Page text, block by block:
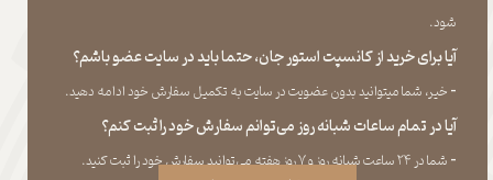
‏شود.​​​​​​​
آیا برای خرید از کانسپت استور جان، حتما باید در سایت عضو باشم؟
​​​​​​​- خیر، شما میتوانید بدون عضویت در سایت به تکمیل سفارش خود ادامه دهید.​​​​​​​
آیا در تمام ساعات شبانه روز می‌توانم سفارش خود را ثبت کنم؟
​​​​​​​​​​​​​​- شما در ۲۴ ساعت شبانه روز و ۷ روز هفته می‌‏توانید سفارش خود را ثبت کنید.